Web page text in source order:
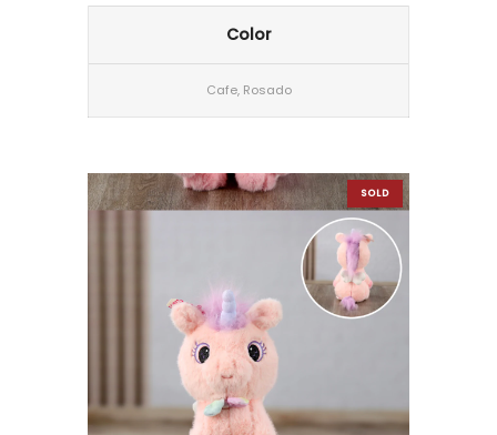
Color
Cafe, Rosado
SOLD
OUT